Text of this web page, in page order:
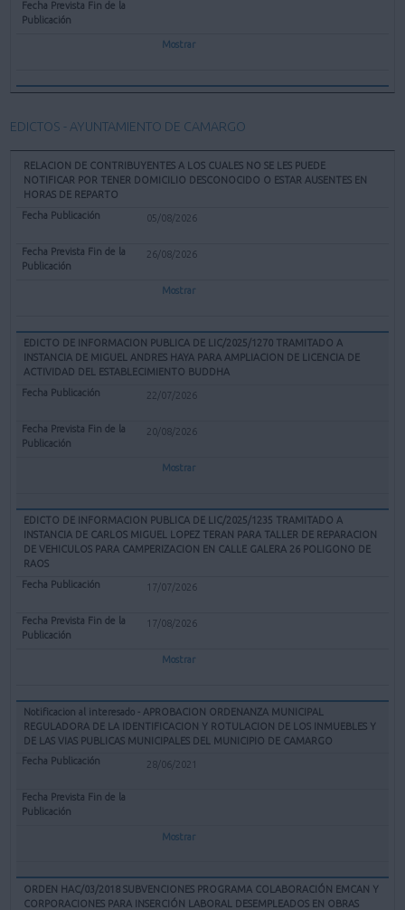
Mostrar
EDICTOS - AYUNTAMIENTO DE CAMARGO
RELACION DE CONTRIBUYENTES A LOS CUALES NO SE LES PUEDE
NOTIFICAR POR TENER DOMICILIO DESCONOCIDO O ESTAR AUSENTES EN
HORAS DE REPARTO
05/08/2026
26/08/2026
Mostrar
EDICTO DE INFORMACION PUBLICA DE LIC/2025/1270 TRAMITADO A
INSTANCIA DE MIGUEL ANDRES HAYA PARA AMPLIACION DE LICENCIA DE
ACTIVIDAD DEL ESTABLECIMIENTO BUDDHA
22/07/2026
20/08/2026
Mostrar
EDICTO DE INFORMACION PUBLICA DE LIC/2025/1235 TRAMITADO A
INSTANCIA DE CARLOS MIGUEL LOPEZ TERAN PARA TALLER DE REPARACION
DE VEHICULOS PARA CAMPERIZACION EN CALLE GALERA 26 POLIGONO DE
RAOS
17/07/2026
17/08/2026
Mostrar
Notificacion al interesado - APROBACION ORDENANZA MUNICIPAL
REGULADORA DE LA IDENTIFICACION Y ROTULACION DE LOS INMUEBLES Y
DE LAS VIAS PUBLICAS MUNICIPALES DEL MUNICIPIO DE CAMARGO
28/06/2021
Mostrar
ORDEN HAC/03/2018 SUBVENCIONES PROGRAMA COLABORACIÓN EMCAN Y
CORPORACIONES PARA INSERCIÓN LABORAL DESEMPLEADOS EN OBRAS